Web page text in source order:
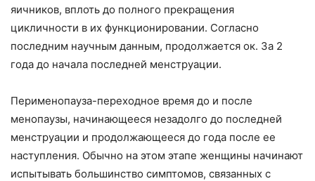
яичников, вплоть до полного прекращения
цикличности в их функционировании. Согласно
последним научным данным, продолжается ок. За 2
года до начала последней менструации.
Перименопауза-переходное время до и после
менопаузы, начинающееся незадолго до последней
менструации и продолжающееся до года после ее
наступления. Обычно на этом этапе женщины начинают
испытывать большинство симптомов, связанных с